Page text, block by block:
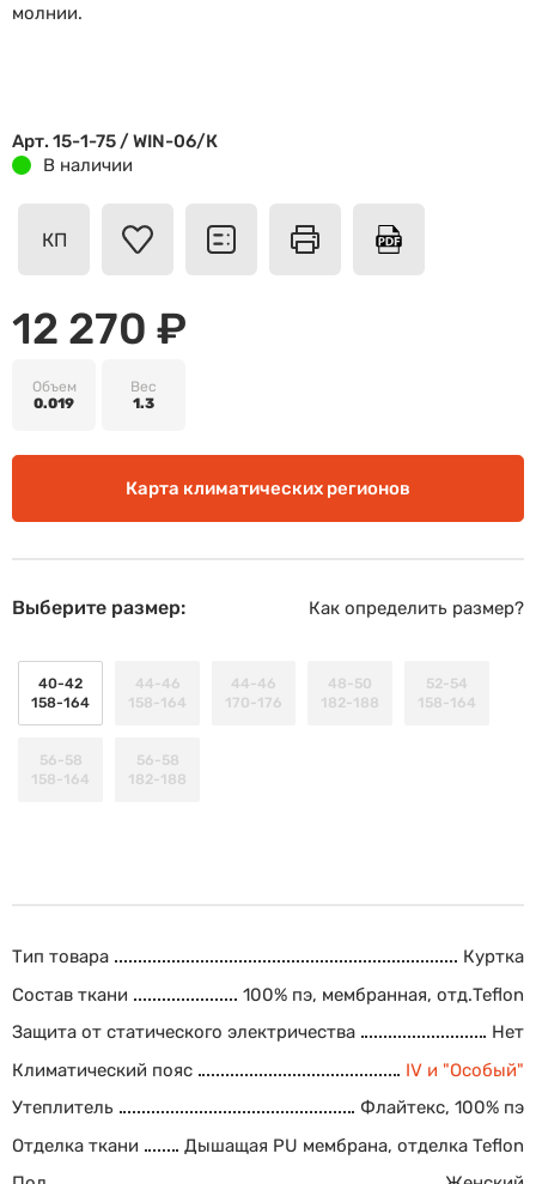
молнии.
Арт. 15-1-75 / WIN-06/К
В наличии
КП
12 270 ₽
Объем
0.019
Вес
1.3
Карта климатических регионов
Выберите размер: Как определить размер?
40-42
158-164
44-46
158-164
44-46
170-176
48-50
182-188
52-54
158-164
56-58
158-164
56-58
182-188
Тип товара
Куртка
Состав ткани
100% пэ, мембранная, отд.Teflon
Защита от статического электричества
Нет
Климатический пояс
IV и "Особый"
Утеплитель
Флайтекс, 100% пэ
Отделка ткани
Дышащая PU мембрана, отделка Teflon